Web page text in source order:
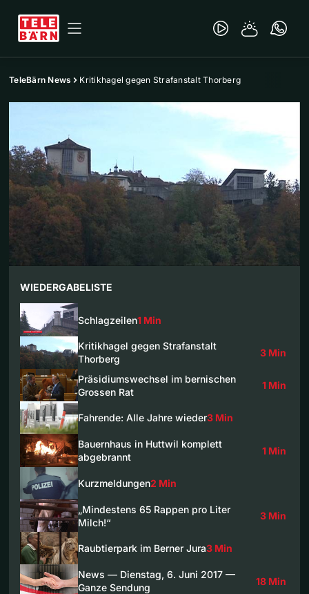
TeleBärn News Kritikhagel gegen Strafanstalt Thorberg
WIEDERGABELISTE
Schlagzeilen1 Min
Kritikhagel gegen Strafanstalt
Thorberg
3 Min
Präsidiumswechsel im bernischen
Grossen Rat
1 Min
Fahrende: Alle Jahre wieder3 Min
Bauernhaus in Huttwil komplett
abgebrannt
1 Min
Kurzmeldungen2 Min
„Mindestens 65 Rappen pro Liter
Milch!“
3 Min
Raubtierpark im Berner Jura3 Min
News — Dienstag, 6. Juni 2017 —
Ganze Sendung
18 Min